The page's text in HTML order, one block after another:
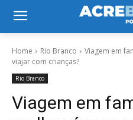
Home Rio Branco
Viagem em
viajar com crianças?
Rio Branco
Viagem em